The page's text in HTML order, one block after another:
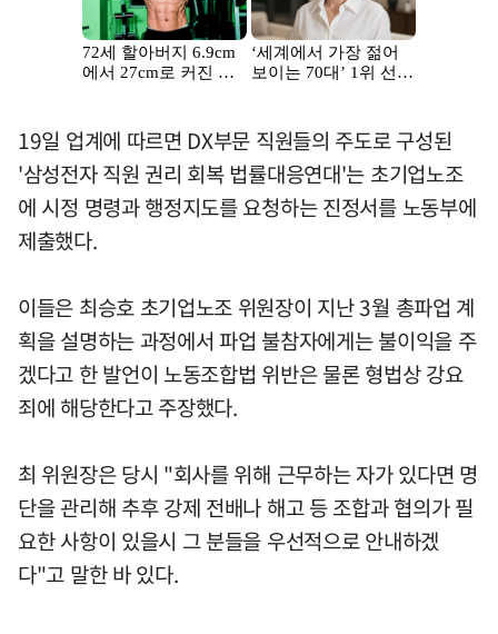
19일 업계에 따르면 DX부문 직원들의 주도로 구성된
'삼성전자 직원 권리 회복 법률대응연대'는 초기업노조
에 시정 명령과 행정지도를 요청하는 진정서를 노동부에
제출했다.
이들은 최승호 초기업노조 위원장이 지난 3월 총파업 계
획을 설명하는 과정에서 파업 불참자에게는 불이익을 주
겠다고 한 발언이 노동조합법 위반은 물론 형법상 강요
죄에 해당한다고 주장했다.
최 위원장은 당시 "회사를 위해 근무하는 자가 있다면 명
단을 관리해 추후 강제 전배나 해고 등 조합과 협의가 필
요한 사항이 있을시 그 분들을 우선적으로 안내하겠
다"고 말한 바 있다.